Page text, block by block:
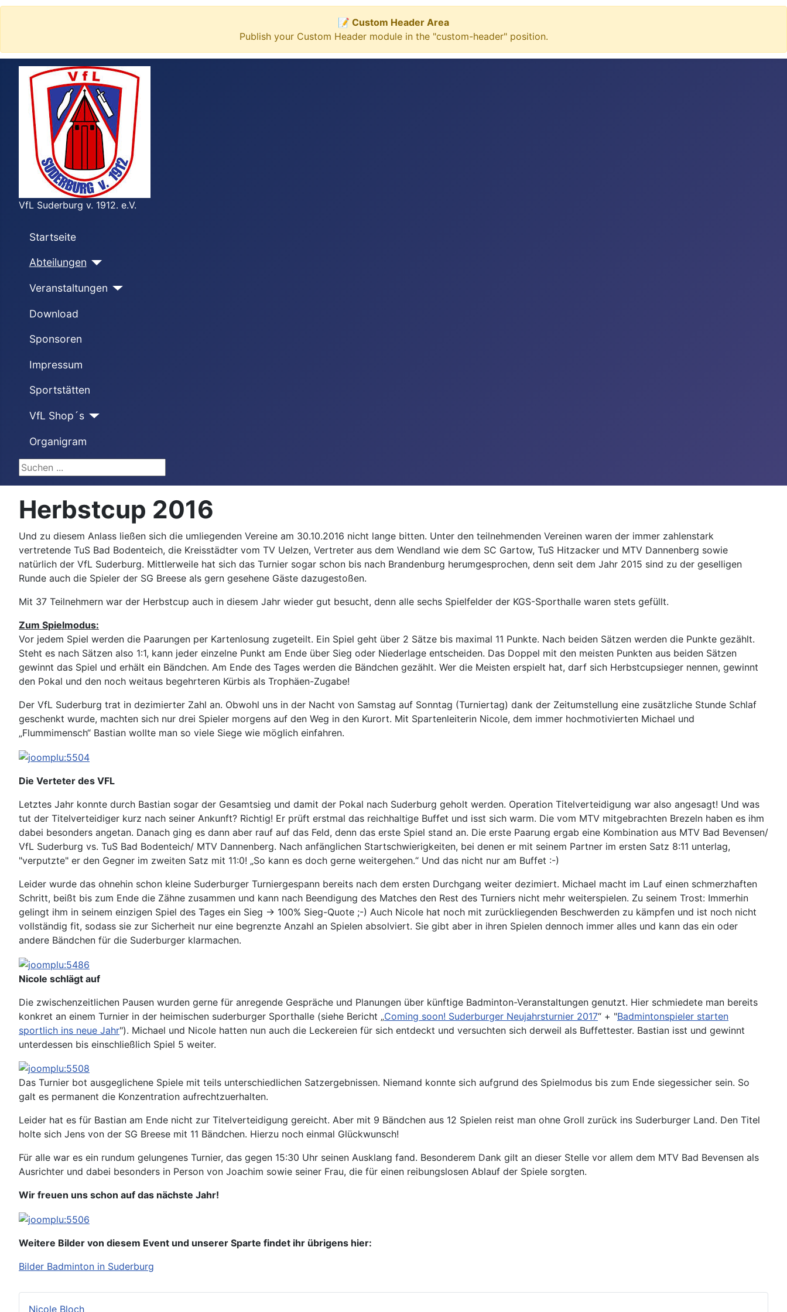
📝 Custom Header Area
Publish your Custom Header module in the "custom-header" position.
VfL Suderburg v. 1912. e.V.
Startseite
Abteilungen
Veranstaltungen
Download
Sponsoren
Impressum
Sportstätten
VfL Shop´s
Organigram
Suchen ...
Nicole Bloch
Herbstcup 2016
Und zu diesem Anlass ließen sich die umliegenden Vereine am 30.10.2016 nicht lange bitten. Unter den teilnehmenden Vereinen waren der immer zahlenstark
vertretende TuS Bad Bodenteich, die Kreisstädter vom TV Uelzen, Vertreter aus dem Wendland wie dem SC Gartow, TuS Hitzacker und MTV Dannenberg sowie
natürlich der VfL Suderburg. Mittlerweile hat sich das Turnier sogar schon bis nach Brandenburg herumgesprochen, denn seit dem Jahr 2015 sind zu der geselligen
Runde auch die Spieler der SG Breese als gern gesehene Gäste dazugestoßen.
Mit 37 Teilnehmern war der Herbstcup auch in diesem Jahr wieder gut besucht, denn alle sechs Spielfelder der KGS-Sporthalle waren stets gefüllt.
Zum Spielmodus:
Vor jedem Spiel werden die Paarungen per Kartenlosung zugeteilt. Ein Spiel geht über 2 Sätze bis maximal 11 Punkte. Nach beiden Sätzen werden die Punkte gezählt.
Steht es nach Sätzen also 1:1, kann jeder einzelne Punkt am Ende über Sieg oder Niederlage entscheiden. Das Doppel mit den meisten Punkten aus beiden Sätzen
gewinnt das Spiel und erhält ein Bändchen. Am Ende des Tages werden die Bändchen gezählt. Wer die Meisten erspielt hat, darf sich Herbstcupsieger nennen, gewinnt
den Pokal und den noch weitaus begehrteren Kürbis als Trophäen-Zugabe!
Der VfL Suderburg trat in dezimierter Zahl an. Obwohl uns in der Nacht von Samstag auf Sonntag (Turniertag) dank der Zeitumstellung eine zusätzliche Stunde Schlaf
geschenkt wurde, machten sich nur drei Spieler morgens auf den Weg in den Kurort. Mit Spartenleiterin Nicole, dem immer hochmotivierten Michael und
„Flummimensch“ Bastian wollte man so viele Siege wie möglich einfahren.
Die Verteter des VFL
Letztes Jahr konnte durch Bastian sogar der Gesamtsieg und damit der Pokal nach Suderburg geholt werden. Operation Titelverteidigung war also angesagt! Und was
tut der Titelverteidiger kurz nach seiner Ankunft? Richtig! Er prüft erstmal das reichhaltige Buffet und isst sich warm. Die vom MTV mitgebrachten Brezeln haben es ihm
dabei besonders angetan. Danach ging es dann aber rauf auf das Feld, denn das erste Spiel stand an. Die erste Paarung ergab eine Kombination aus MTV Bad Bevensen/
VfL Suderburg vs. TuS Bad Bodenteich/ MTV Dannenberg. Nach anfänglichen Startschwierigkeiten, bei denen er mit seinem Partner im ersten Satz 8:11 unterlag,
"verputzte" er den Gegner im zweiten Satz mit 11:0! „So kann es doch gerne weitergehen.“ Und das nicht nur am Buffet :-)
Leider wurde das ohnehin schon kleine Suderburger Turniergespann bereits nach dem ersten Durchgang weiter dezimiert. Michael macht im Lauf einen schmerzhaften
Schritt, beißt bis zum Ende die Zähne zusammen und kann nach Beendigung des Matches den Rest des Turniers nicht mehr weiterspielen. Zu seinem Trost: Immerhin
gelingt ihm in seinem einzigen Spiel des Tages ein Sieg → 100% Sieg-Quote ;-) Auch Nicole hat noch mit zurückliegenden Beschwerden zu kämpfen und ist noch nicht
vollständig fit, sodass sie zur Sicherheit nur eine begrenzte Anzahl an Spielen absolviert. Sie gibt aber in ihren Spielen dennoch immer alles und kann das ein oder
andere Bändchen für die Suderburger klarmachen.
Nicole schlägt auf
Die zwischenzeitlichen Pausen wurden gerne für anregende Gespräche und Planungen über künftige Badminton-Veranstaltungen genutzt. Hier schmiedete man bereits
konkret an einem Turnier in der heimischen suderburger Sporthalle (siehe Bericht „Coming soon! Suderburger Neujahrsturnier 2017“ + "Badmintonspieler starten
sportlich ins neue Jahr"). Michael und Nicole hatten nun auch die Leckereien für sich entdeckt und versuchten sich derweil als Buffettester. Bastian isst und gewinnt
unterdessen bis einschließlich Spiel 5 weiter.
Das Turnier bot ausgeglichene Spiele mit teils unterschiedlichen Satzergebnissen. Niemand konnte sich aufgrund des Spielmodus bis zum Ende siegessicher sein. So
galt es permanent die Konzentration aufrechtzuerhalten.
Leider hat es für Bastian am Ende nicht zur Titelverteidigung gereicht. Aber mit 9 Bändchen aus 12 Spielen reist man ohne Groll zurück ins Suderburger Land. Den Titel
holte sich Jens von der SG Breese mit 11 Bändchen. Hierzu noch einmal Glückwunsch!
Für alle war es ein rundum gelungenes Turnier, das gegen 15:30 Uhr seinen Ausklang fand. Besonderem Dank gilt an dieser Stelle vor allem dem MTV Bad Bevensen als
Ausrichter und dabei besonders in Person von Joachim sowie seiner Frau, die für einen reibungslosen Ablauf der Spiele sorgten.
Wir freuen uns schon auf das nächste Jahr!
Weitere Bilder von diesem Event und unserer Sparte findet ihr übrigens hier:
Bilder Badminton in Suderburg